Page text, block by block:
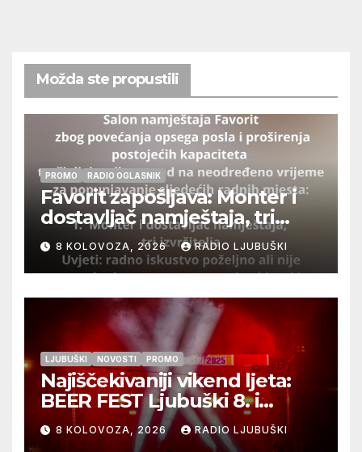
Možda ste propustili
PROMO RADIO OGLASNIK
Favorit zapošljava: Monter i
dostavljač namještaja, tri
izvršitelja
8 KOLOVOZA, 2026 RADIO LJUBUŠKI
LJUBUŠKI NOVOSTI PROMO
Najiščekivaniji vikend ljeta:
BEER FEST Ljubuški 8. i
9.kolovoza
8 KOLOVOZA, 2026 RADIO LJUBUŠKI